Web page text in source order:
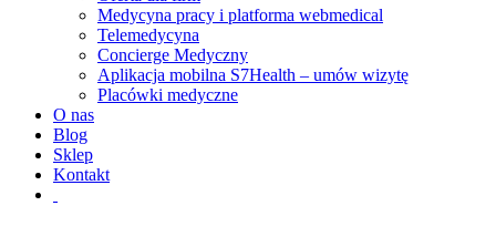
Medycyna pracy i platforma webmedical
Telemedycyna
Concierge Medyczny
Aplikacja mobilna S7Health – umów wizytę
Placówki medyczne
O nas
Blog
Sklep
Kontakt